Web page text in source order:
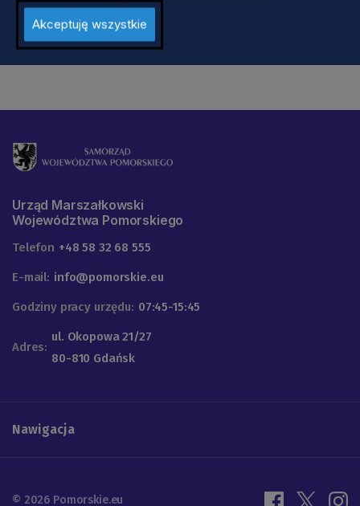
Urząd Marszałkowski
Województwa Pomorskiego
Telefon +48 58 32 68 555
E-mail: info@pomorskie.eu
Godziny pracy urzędu: 07:45-15:45
Adres:
ul. Okopowa 21/27
80-810 Gdańsk
Nawigacja
© 2026 Pomorskie.eu
Akceptuję wszystkie